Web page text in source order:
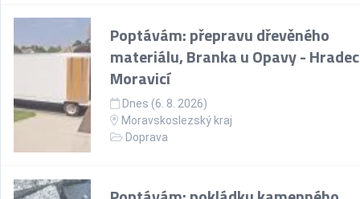
Poptávám: přepravu dřevěného
materiálu, Branka u Opavy -
Moravicí
Dnes (6. 8. 2026)
Moravskoslezský kraj
Doprava